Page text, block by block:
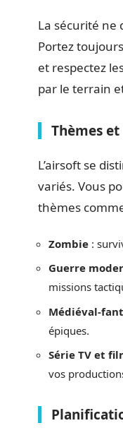
La sécurité ne
Portez
et respectez
par le terrain
Thèmes
L’airsoft se
variés. Vous
thèmes
Zombie :
Guerre
missions
Médiéval-
épiques.
Série TV et
vos